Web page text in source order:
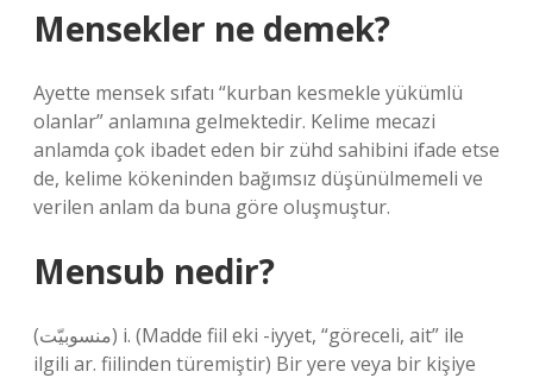
Mensekler ne demek?
Ayette mensek sıfatı “kurban kesmekle yükümlü
olanlar” anlamına gelmektedir. Kelime mecazi
anlamda çok ibadet eden bir zühd sahibini ifade etse
de, kelime kökeninden bağımsız düşünülmemeli ve
verilen anlam da buna göre oluşmuştur.
Mensub nedir?
(ﻣﻨﺴﻮﺑﻴّﺖ) i. (Madde fiil eki -iyyet, “göreceli, ait” ile
ilgili ar. fiilinden türemiştir) Bir yere veya bir kişiye